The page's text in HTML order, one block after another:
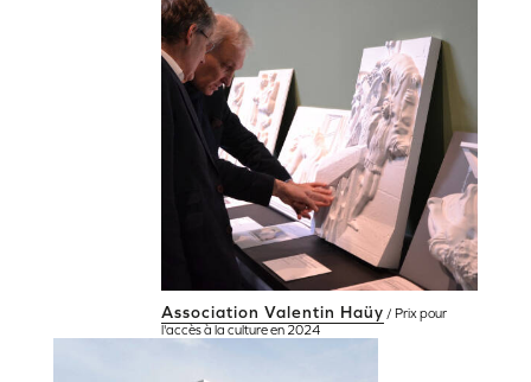
Association Valentin Haüy / Prix pour
l'accès à la culture en 2024